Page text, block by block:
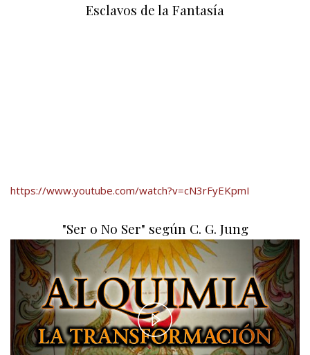
Esclavos de la Fantasía
https://www.youtube.com/watch?v=cN3rFyEKpmI
"Ser o No Ser" según C. G. Jung
Play